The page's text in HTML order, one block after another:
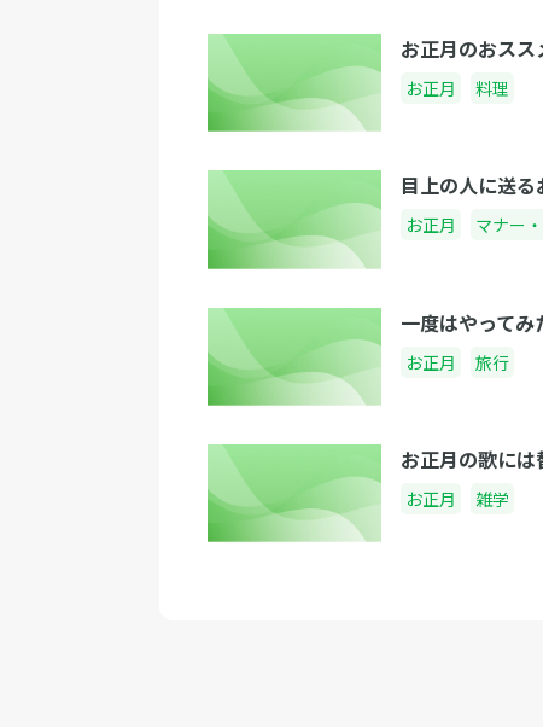
お正月のおスス
お正月 料理
目上の人に送
お正月 マナー
一度はやってみ
お正月 旅行
お正月の歌に
お正月 雑学